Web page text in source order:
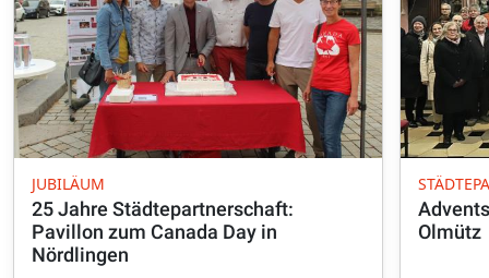
JUBILÄUM
25 Jahre Städtepartnerschaft:
Pavillon zum Canada Day in
Nördlingen
Olmütz